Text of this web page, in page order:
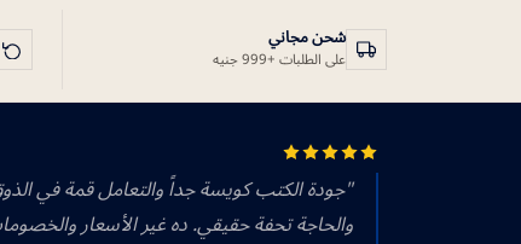
شحن مجاني
على الطلبات +999 جنيه
"جودة الكتب كويسة جداً والتعامل قمة في
والحاجة تحفة حقيقي. ده غير الأسعار